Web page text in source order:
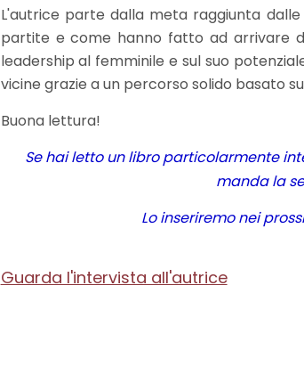
L'autrice parte dalla meta raggiunta
partite e come hanno fatto ad arrivare
leadership al femminile e sul suo
vicine grazie a un percorso solido basato
Buona lettura!
Se hai letto un libro particolarmente
manda la
Lo inseriremo nei
Guarda l'intervista all'autrice